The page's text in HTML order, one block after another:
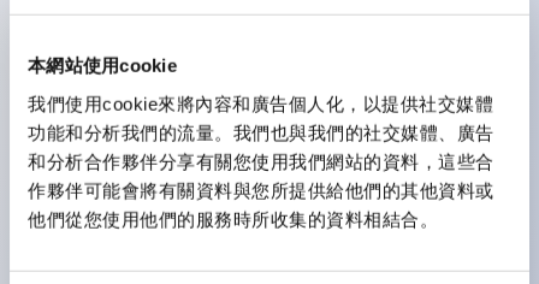
本網站使用cookie
我們使用cookie來將內容和廣告個人化，以提供社交媒體
功能和分析我們的流量。我們也與我們的社交媒體、廣告
和分析合作夥伴分享有關您使用我們網站的資料，這些合
作夥伴可能會將有關資料與您所提供給他們的其他資料或
他們從您使用他們的服務時所收集的資料相結合。
顏色。
支援色彩通用設計（CUD）：可清楚辨識正方平頭形指
示燈的亮燈/熄燈狀態，以及點燈時的顏色識別。
符合 ISO 3864-4 安全色規範：在危險或緊急狀況下，
顏色表現更明確鮮明，便於更多人識別。